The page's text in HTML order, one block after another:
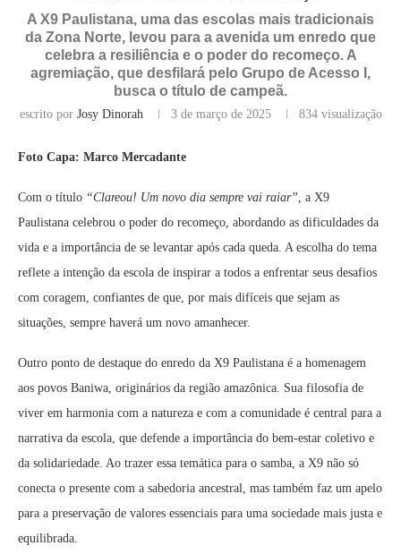
A X9 Paulistana, uma das escolas mais tradicionais
da Zona Norte, levou para a avenida um enredo que
celebra a resiliência e o poder do recomeço. A
agremiação, que desfilará pelo Grupo de Acesso I,
busca o título de campeã.
escrito por Josy Dinorah 3 de março de 2025 834visualização
Foto Capa: Marco Mercadante
Com o título “Clareou! Um novo dia sempre vai raiar”, a X9
Paulistana celebrou o poder do recomeço, abordando as dificuldades da
vida e a importância de se levantar após cada queda. A escolha do tema
reflete a intenção da escola de inspirar a todos a enfrentar seus desafios
com coragem, confiantes de que, por mais difíceis que sejam as
situações, sempre haverá um novo amanhecer.
Outro ponto de destaque do enredo da X9 Paulistana é a homenagem
aos povos Baniwa, originários da região amazônica. Sua filosofia de
viver em harmonia com a natureza e com a comunidade é central para a
narrativa da escola, que defende a importância do bem-estar coletivo e
da solidariedade. Ao trazer essa temática para o samba, a X9 não só
conecta o presente com a sabedoria ancestral, mas também faz um apelo
para a preservação de valores essenciais para uma sociedade mais justa e
equilibrada.